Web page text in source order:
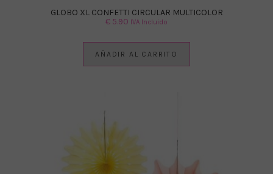
GLOBO XL CONFETTI CIRCULAR MULTICOLOR
€ 5.90 IVA Incluido
AÑADIR AL CARRITO